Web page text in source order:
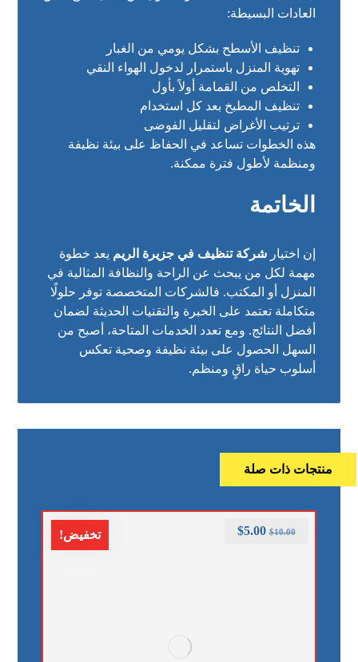
العادات البسيطة:
تنظيف الأسطح بشكل يومي من الغبار
تهوية المنزل باستمرار لدخول الهواء النقي
التخلص من القمامة أولاً بأول
تنظيف المطبخ بعد كل استخدام
ترتيب الأغراض لتقليل الفوضى
هذه الخطوات تساعد في الحفاظ على بيئة نظيفة
ومنظمة لأطول فترة ممكنة.
الخاتمة
إن اختيارشركة تنظيف في جزيرة الريم يعد خطوة
مهمة لكل من يبحث عن الراحة والنظافة المثالية في
المنزل أو المكتب. فالشركات المتخصصة توفر حلولًا
متكاملة تعتمد على الخبرة والتقنيات الحديثة لضمان
أفضل النتائج. ومع تعدد الخدمات المتاحة، أصبح من
السهل الحصول على بيئة نظيفة وصحية تعكس
أسلوب حياة راقٍ ومنظم.
منتجات ذات صلة
تخفيض! $10.00
$5.00